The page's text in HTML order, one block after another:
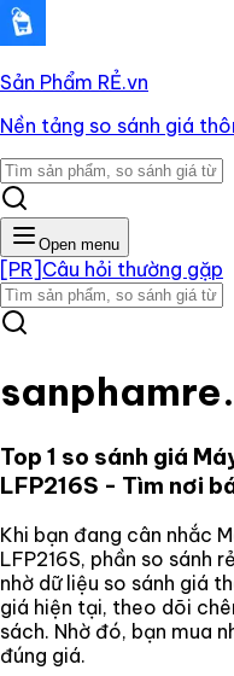
Sản Phẩm RẺ.vn
Nền tảng so sánh giá
Open menu
[PR] Câu hỏi thường gặp
Top 1 so sánh giá
LFP216S - Tìm nơi
Khi bạn đang cân nhắc
LFP216S, phần so sánh
nhờ dữ liệu so sánh giá
giá hiện tại, theo dõi
sách. Nhờ đó, bạn mua
đúng giá.